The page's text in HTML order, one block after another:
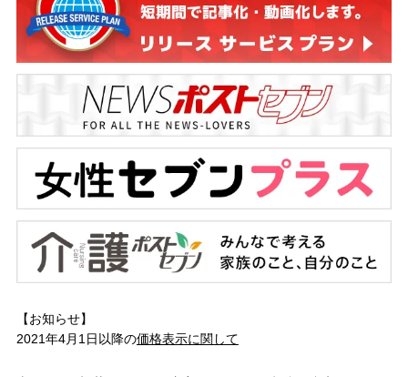
【お知らせ】
2021年4月1日以降の価格表示に関して